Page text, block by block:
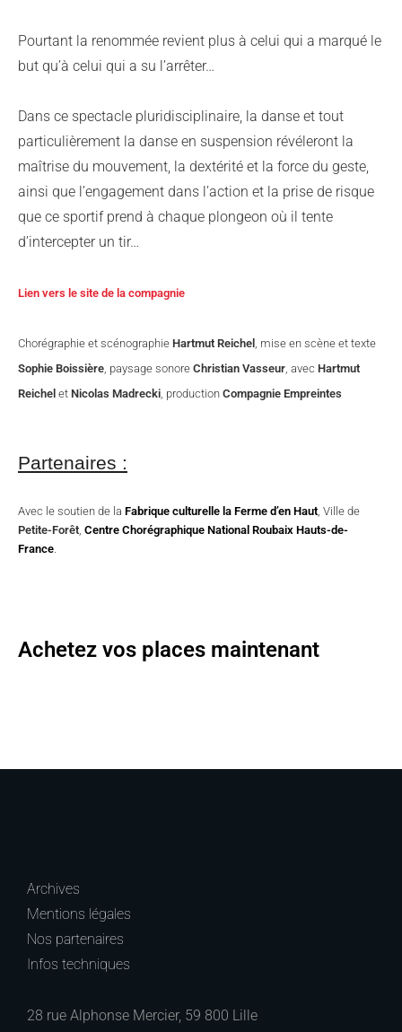
Pourtant la renommée revient plus à celui qui a marqué le
but qu’à celui qui a su l’arrêter…
Dans ce spectacle pluridisciplinaire, la danse et tout
particulièrement la danse en suspension révéleront la
maîtrise du mouvement, la dextérité et la force du geste,
ainsi que l’engagement dans l’action et la prise de risque
que ce sportif prend à chaque plongeon où il tente
d’intercepter un tir…
Lien vers le site de la compagnie
Chorégraphie et scénographie Hartmut Reichel , mise en scène et texte
Sophie Boissière, paysage sonore Christian Vasseur, avec Hartmut
Reichel et Nicolas Madrecki, production Compagnie Empreintes
Partenaires :
Avec le soutien de la Fabrique culturelle la Ferme d’en Haut, Ville de
Petite-Forêt, Centre Chorégraphique National Roubaix Hauts-de-
France.
Achetez vos places maintenant
Archives
Mentions légales
Nos partenaires
Infos techniques
28 rue Alphonse Mercier, 59 800 Lille